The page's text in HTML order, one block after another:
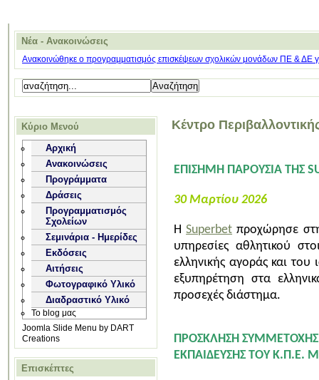
Νέα - Ανακοινώσεις
Ανακοινώθηκε ο προγραμματισμός επισκέψεων σχολικών μονάδων ΠΕ & ΔΕ
Κύριο Μενού
Αρχική
Ανακοινώσεις
Προγράμματα
Δράσεις
Προγραμματισμός
Σχολείων
Σεμινάρια - Ημερίδες
Εκδόσεις
Αιτήσεις
Φωτογραφικό Υλικό
Διαδραστικό Υλικό
Το blog μας
Joomla Slide Menu by DART
Creations
Επισκέπτες
Κέντρο
ΕΠΙΣΗΜΗ ΠΑΡΟΥΣΙΑ ΤΗΣ
30 Μαρτίου 2026
ΗSuperbet προχώρησε
υπηρεσίες αθλητικού
ελληνικής αγοράς και
εξυπηρέτηση στα
προσεχές διάστημα.
ΠΡΟΣΚΛΗΣΗ ΣΥΜΜΕΤΟΧΗΣ
ΕΚΠΑΙΔΕΥΣΗΣ ΤΟΥ Κ.Π.Ε.